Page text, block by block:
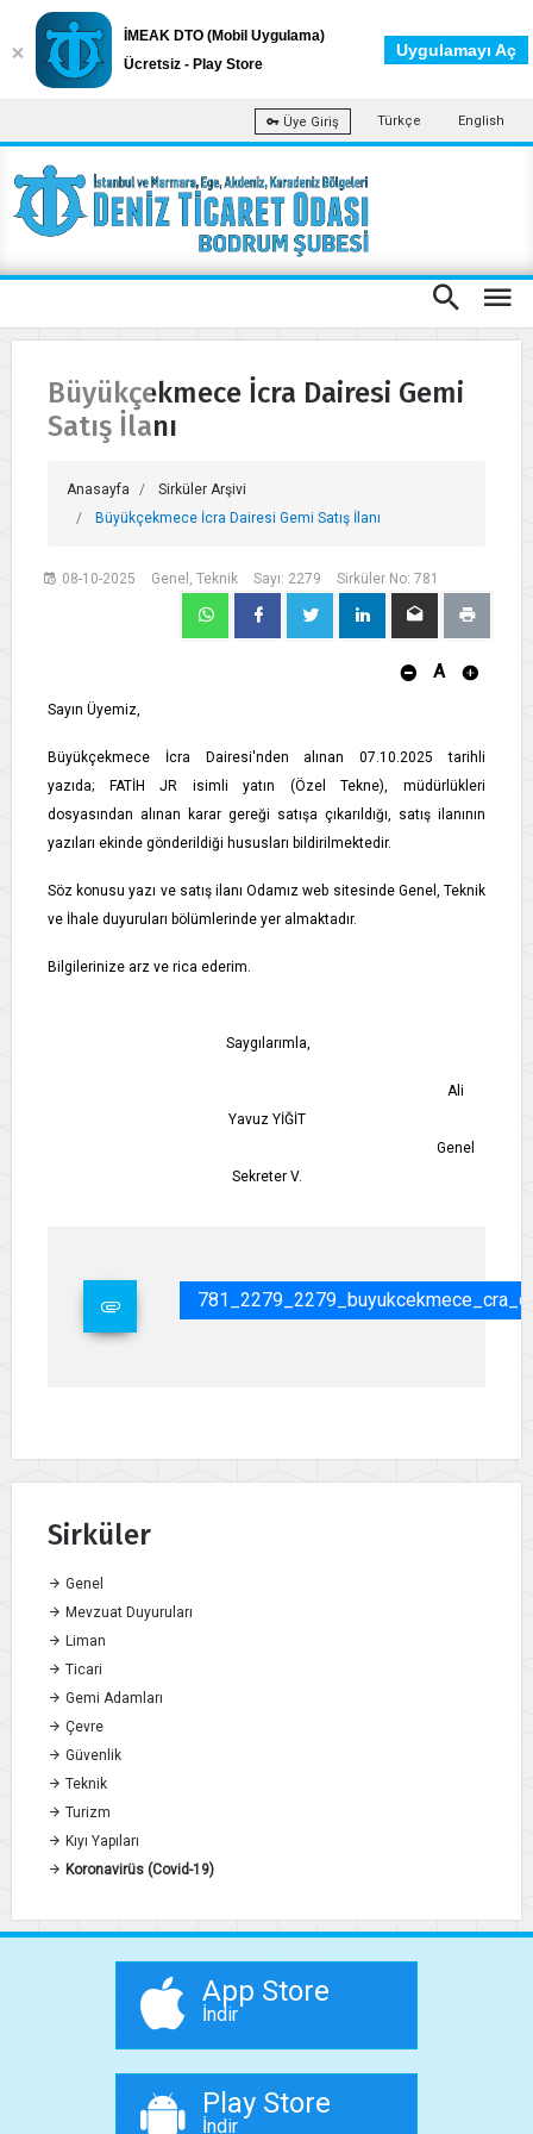
Üye Giriş Türkçe English
Büyükçekmece İcra Dairesi Gemi
Satış İlanı
Anasayfa
Sirküler Arşivi
Büyükçekmece İcra Dairesi Gemi Satış İlanı
08-10-2025 Genel, Teknik Sayı: 2279 Sirküler No: 781
A
Sayın Üyemiz,
Büyükçekmece İcra Dairesi'nden alınan 07.10.2025 tarihli
yazıda; FATİH JR isimli yatın (Özel Tekne), müdürlükleri
dosyasından alınan karar gereği satışa çıkarıldığı, satış ilanının
yazıları ekinde gönderildiği hususları bildirilmektedir.
Söz konusu yazı ve satış ilanı Odamız web sitesinde Genel, Teknik
ve İhale duyuruları bölümlerinde yer almaktadır.
Bilgilerinize arz ve rica ederim.
Saygılarımla,
Ali
Yavuz YİĞİT
Genel
Sekreter V.
Sirküler
Genel
Mevzuat Duyuruları
Liman
Ticari
Gemi Adamları
Çevre
Güvenlik
Teknik
Turizm
Kıyı Yapıları
Koronavirüs (Covid-19)
App Store
İndir
Play Store
İndir
İMEAK DTO (Mobil Uygulama)
Ücretsiz - Play Store
Uygulamayı Aç